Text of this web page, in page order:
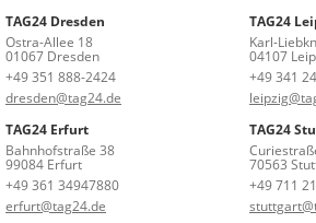
TAG24 Dresden
Ostra-Allee 18
01067 Dresden
+49 351 888-2424
dresden@tag24.de
TAG24
Karl-
04107
+49 341
TAG24 Erfurt
Bahnhofstraße 38
99084 Erfurt
+49 361 34947880
erfurt@tag24.de
TAG24
70563
+49 711